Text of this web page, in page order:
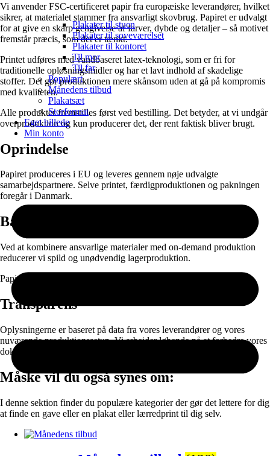
Plakater til stuen
Plakater til soveværelset
Plakater til kontoret
Til mor
Til far
Populært
Månedens tilbud
Plakatsæt
Storformat
Eget billede
Min konto
Vi anvender FSC-certificeret papir fra europæiske leverandører, hvilket
sikrer, at materialet stammer fra ansvarligt skovbrug. Papiret er udvalgt
for at give en skarp gengivelse af farver, dybde og detaljer – så motivet
fremstår præcis, som det er tænkt.
Printet udføres med vandbaseret latex-teknologi, som er fri for
traditionelle opløsningsmidler og har et lavt indhold af skadelige
stoffer. Det gør produktionen mere skånsom uden at gå på kompromis
med kvaliteten.
Alle produkter fremstilles først ved bestilling. Det betyder, at vi undgår
overproduktion og kun producerer det, der rent faktisk bliver brugt.
Oprindelse
Papiret produceres i EU og leveres gennem nøje udvalgte
samarbejdspartnere. Selve printet, færdigproduktionen og pakningen
foregår i Danmark.
Bæredygtighed
Ved at kombinere ansvarlige materialer med on-demand produktion
reducerer vi spild og unødvendig lagerproduktion.
Papir og emballage kan sorteres til genanvendelse efter brug.
Transparens
Oplysningerne er baseret på data fra vores leverandører og vores
nuværende produktionssetup. Vi arbejder løbende på at forbedre vores
dokumentation og materialevalg.
Måske vil du også synes om:
I denne sektion finder du populære kategorier der gør det lettere for dig
at finde en gave eller en plakat eller lærredprint til dig selv.